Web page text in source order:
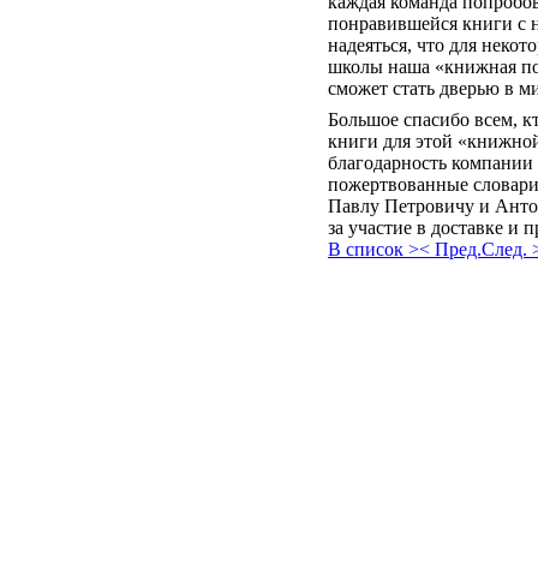
понравившейся книги с
надеяться, что для
школы наша «книжная
сможет стать дверью в
Большое спасибо всем,
книги для этой
благодарность компании
пожертвованные
Павлу Петровичу и
за участие в доставке и
В список >< Пред.След.